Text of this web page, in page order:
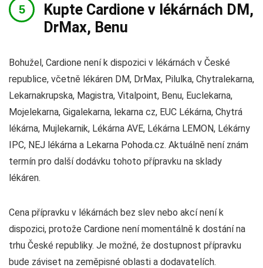
Kupte Cardione v lékárnách DM,
DrMax, Benu
Bohužel, Cardione není k dispozici v lékárnách v České
republice, včetně lékáren DM, DrMax, Pilulka, Chytralekarna,
Lekarnakrupska, Magistra, Vitalpoint, Benu, Euclekarna,
Mojelekarna, Gigalekarna, lekarna cz, EUC Lékárna, Chytrá
lékárna, Mujlekarnik, Lékárna AVE, Lékárna LEMON, Lékárny
IPC, NEJ lékárna a Lekarna Pohoda.cz. Aktuálně není znám
termín pro další dodávku tohoto přípravku na sklady
lékáren.
Cena přípravku v lékárnách bez slev nebo akcí není k
dispozici, protože Cardione není momentálně k dostání na
trhu České republiky. Je možné, že dostupnost přípravku
bude záviset na zeměpisné oblasti a dodavatelích.